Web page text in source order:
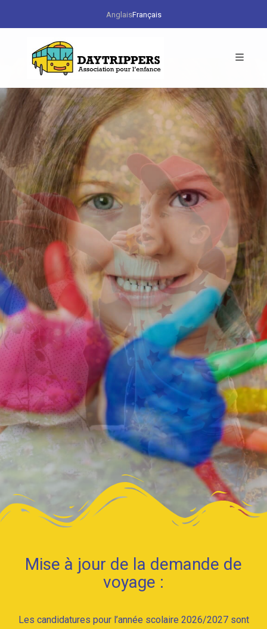
AnglaisFrançais
Mise à jour de la demande de
voyage :
Les candidatures pour l’année scolaire 2026/2027 sont